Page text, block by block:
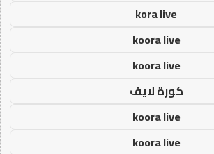
kora live
koora live
koora live
كورة لايف
koora live
koora live